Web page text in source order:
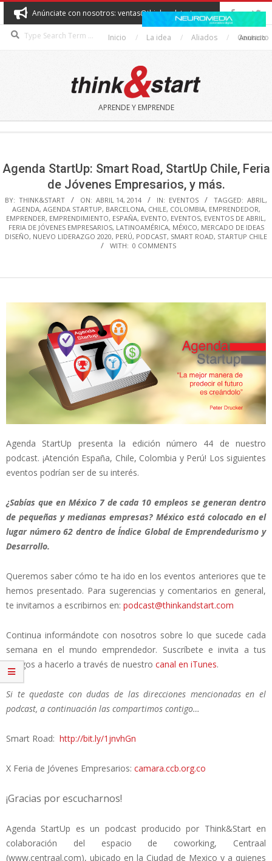
Skip
to
content
Anúnciate con nosotros: ventas@thinkandstart.com
Inicio La idea Aliados Contacto
THINK&START
APRENDE Y EMPRENDE
Anuncio
Agenda StartUp: Smart Road, StartUp Chile, Feria
de Jóvenes Empresarios, y más.
BY: THINK&START ON: ABRIL 14, 2014 IN: EVENTOS TAGGED: ABRIL,
AGENDA, AGENDA STARTUP, BARCELONA, CHILE, COLOMBIA, EMPRENDEDOR,
EMPRENDER, EMPRENDIMIENTO, ESPAÑA, EVENTO, EVENTOS, EVENTOS DE ABRIL,
FERIA DE JÓVENES EMPRESARIOS, LATINOAMÉRICA, MÉXICO, MERCADO DE IDEAS
DISEÑO, NUEVO LIDERAZGO 2020, PERÚ, PODCAST, SMART ROAD, STARTUP CHILE
WITH: 0 COMMENTS
Agenda StartUp presenta la edición número 44 de nuestro
podcast. ¡Atención España, Chile, Colombia y Perú! Los siguientes
eventos podrían ser de su interés.
¿Sabías que en México 7 de cada 10 empleos se generan dentro
de pequeñas y medianas empresas? México está colocado en el
lugar número 62 dentro de Índice Global de Emprendedurismo y
Desarrollo.
Queremos saber cómo te ha ido en los eventos anteriores que te
hemos presentado. Para sugerencias y comentarios en general,
te invitamos a escribirnos en: podcast@thinkandstart.com
Continua informándote con nosotros sobre lo que sucede cada
semana en el mundo emprendedor. Suscríbete e invita a tus
amigos a hacerlo a través de nuestro canal en iTunes.
Si te quedaste con dudas de las direcciones mencionadas en el
podcast, a continuación las compartimos contigo…
Smart Road: http://bit.ly/1jnvhGn
X Feria de Jóvenes Empresarios: camara.ccb.org.co
¡Gracias por escucharnos!
Agenda StartUp es un podcast producido por Think&Start en
colaboración del espacio de coworking, Centraal
(www.centraal.com), ubicado en la Ciudad de Mexico y a quienes